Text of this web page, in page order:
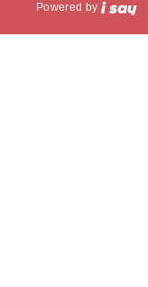
Powered by